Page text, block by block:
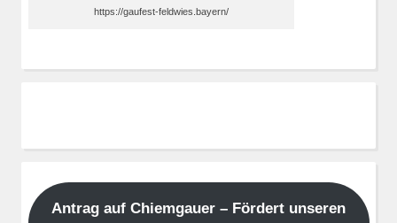
https://gaufest-feldwies.bayern/
Antrag auf Chiemgauer – Fördert unseren